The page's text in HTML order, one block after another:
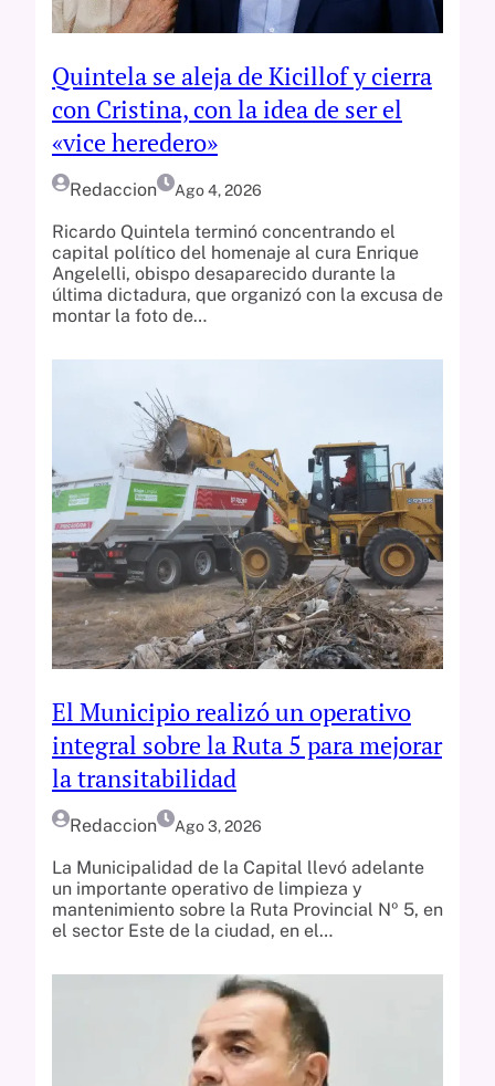
Quintela se aleja de Kicillof y cierra
con Cristina, con la idea de ser el
«vice heredero»
Redaccion Ago 4, 2026
Ricardo Quintela terminó concentrando el
capital político del homenaje al cura Enrique
Angelelli, obispo desaparecido durante la
última dictadura, que organizó con la excusa de
montar la foto de…
El Municipio realizó un operativo
integral sobre la Ruta 5 para mejorar
la transitabilidad
Redaccion Ago 3, 2026
La Municipalidad de la Capital llevó adelante
un importante operativo de limpieza y
mantenimiento sobre la Ruta Provincial Nº 5, en
el sector Este de la ciudad, en el…